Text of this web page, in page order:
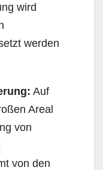
wird
werden
Auf
Areal
von
von den